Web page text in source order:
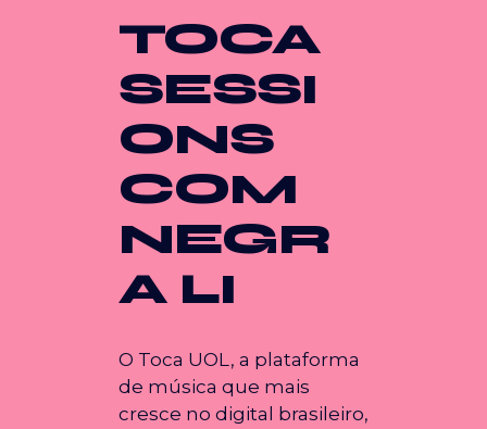
TOCA
SESSI
ONS
COM
NEGR
A LI
O Toca UOL, a plataforma
de música que mais
cresce no digital brasileiro,